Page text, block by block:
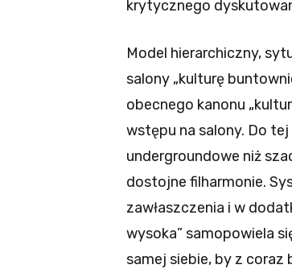
krytycznego
Model hierarchiczny,
salony „kulturę
obecnego kanonu
wstępu na salony. Do
undergroundowe niż
dostojne filharmonie.
zawłaszczenia i w
wysoka” samopowiela
samej siebie, by z coraz